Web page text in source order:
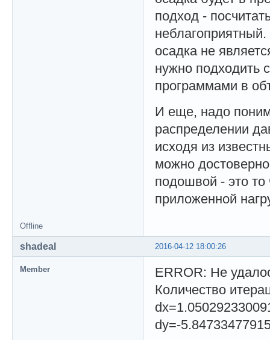
подход -
осадка не
нужно подходить
программами в
И еще, надо
распределении
исходя из
можно
подошвой - это то
приложенной
Offline
2016-04-12 18:00:26
shadeal
Member
ERROR: Не
Количество
dy=-